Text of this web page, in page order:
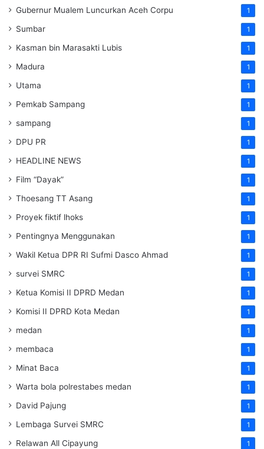
Gubernur Mualem Luncurkan Aceh Corpu 1
Sumbar 1
Kasman bin Marasakti Lubis 1
Madura 1
Utama 1
Pemkab Sampang 1
sampang 1
DPU PR 1
HEADLINE NEWS 1
Film “Dayak” 1
Thoesang TT Asang 1
Proyek fiktif lhoks 1
Pentingnya Menggunakan 1
Wakil Ketua DPR RI Sufmi Dasco Ahmad 1
survei SMRC 1
Ketua Komisi II DPRD Medan 1
Komisi II DPRD Kota Medan 1
medan 1
membaca 1
Minat Baca 1
Warta bola polrestabes medan 1
David Pajung 1
Lembaga Survei SMRC 1
Relawan All Cipayung 1